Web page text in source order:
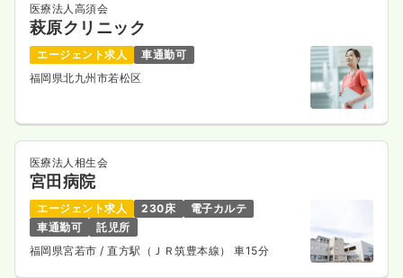
医療法人高須会
萩原クリニック
エージェント求人
車通勤可
福岡県北九州市若松区
医療法人相生会
宮田病院
エージェント求人 230床
電子カルテ
車通勤可
託児所
福岡県宮若市 / 直方駅（ＪＲ筑豊本線） 車15分